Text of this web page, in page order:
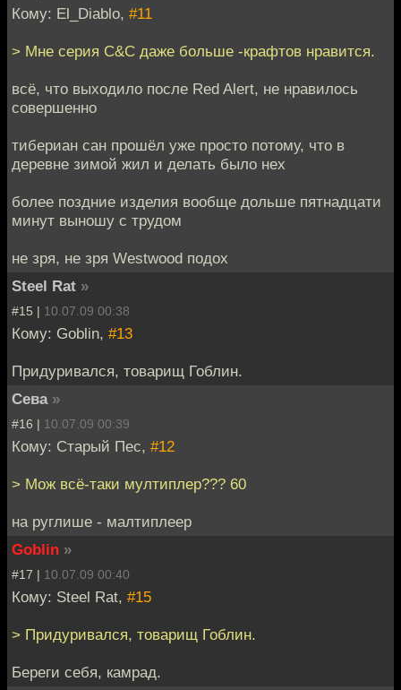
Кому: El_Diablo, #11
> Мне серия C&C даже больше -крафтов нравится.
всё, что выходило после Red Alert, не нравилось
совершенно
тибериан сан прошёл уже просто потому, что в
деревне зимой жил и делать было нех
более поздние изделия вообще дольше пятнадцати
минут выношу с трудом
не зря, не зря Westwood подох
Steel Rat »
#15 | 10.07.09 00:38
Кому: Goblin, #13
Придуривался, товарищ Гоблин.
Сева »
#16 | 10.07.09 00:39
Кому: Старый Пес, #12
> Мож всё-таки мултиплер??? 60
на руглише - малтиплеер
Goblin »
#17 | 10.07.09 00:40
Кому: Steel Rat, #15
> Придуривался, товарищ Гоблин.
Береги себя, камрад.